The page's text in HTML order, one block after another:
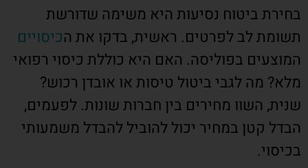
בחירת ביטוח נסיעות היא משימה שדורשת
תשומת לב לפרטים. ראשית, בדקו את הכיסויים
המוצעים בפוליסה. האם היא כוללת כיסוי רפואי
מלא? מה לגבי ביטול טיסות או אובדן רכוש?
שנית, השוו מחירים בין חברות שונות. לפעמים,
הבדל קטן במחיר יכול להוביל להבדל משמעותי
בכיסוי.